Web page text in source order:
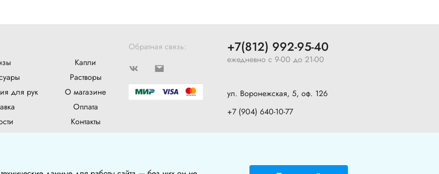
Капли
Растворы
для рук
О магазине
Оплата
Контакты
Обратная связь: +7(812) 992-95-40
ежедневно с 9-00 до 21-00
ул. Воронежская, 5, оф. 126
+7 (904) 640-10-77